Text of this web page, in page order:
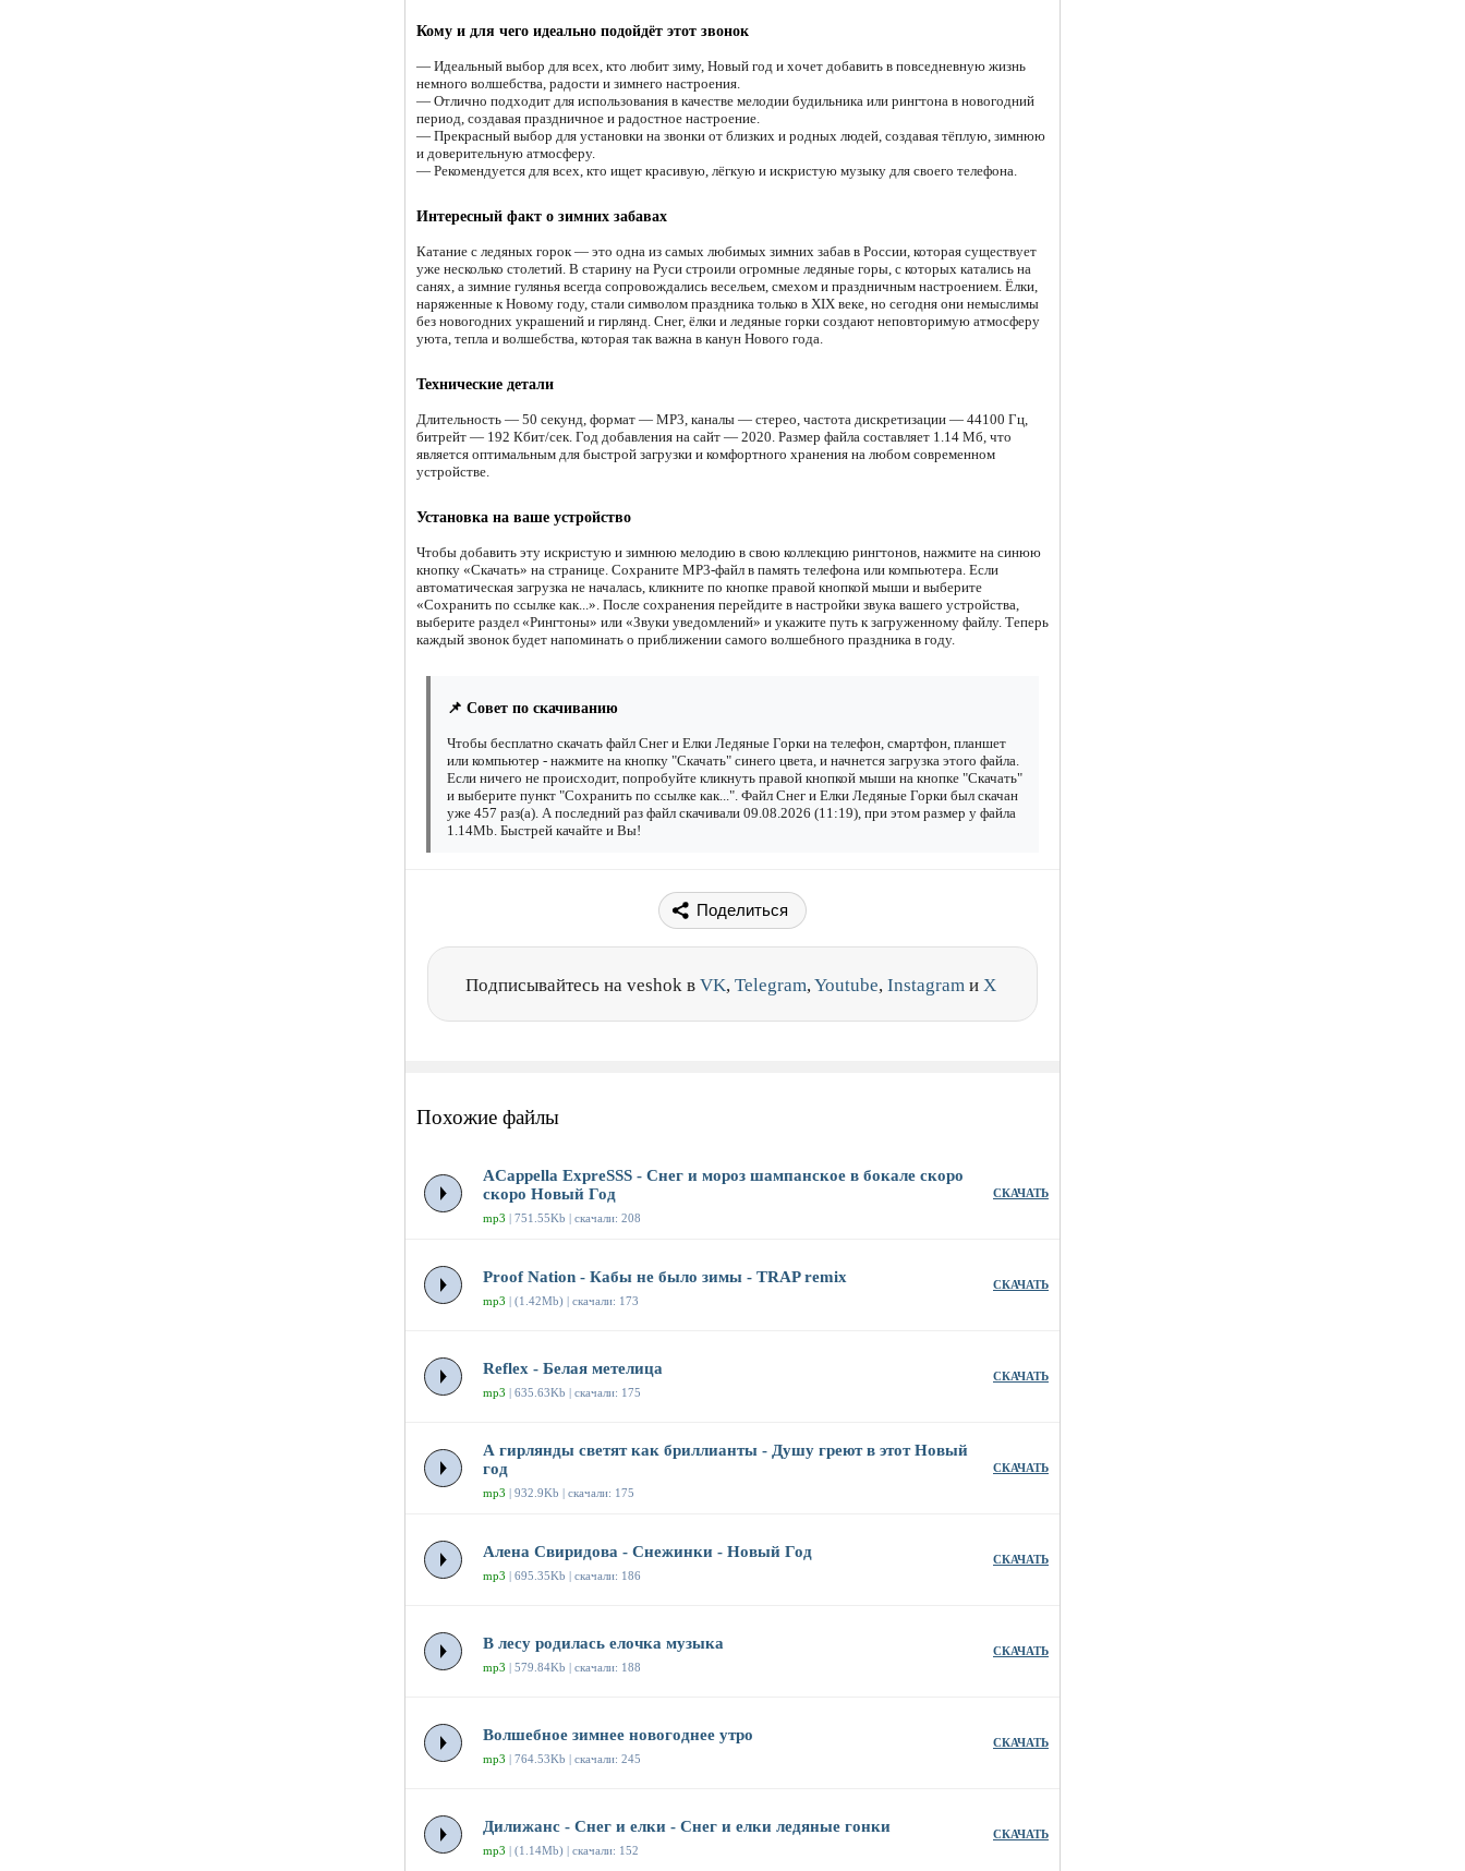
Кому и для чего идеально подойдёт этот звонок
— Идеальный выбор для всех, кто любит зиму, Новый год и хочет добавить в повседневную жизнь
немного волшебства, радости и зимнего настроения.
— Отлично подходит для использования в качестве мелодии будильника или рингтона в новогодний
период, создавая праздничное и радостное настроение.
— Прекрасный выбор для установки на звонки от близких и родных людей, создавая тёплую, зимнюю
и доверительную атмосферу.
— Рекомендуется для всех, кто ищет красивую, лёгкую и искристую музыку для своего телефона.
Интересный факт о зимних забавах
Катание с ледяных горок — это одна из самых любимых зимних забав в России, которая существует
уже несколько столетий. В старину на Руси строили огромные ледяные горы, с которых катались на
санях, а зимние гулянья всегда сопровождались весельем, смехом и праздничным настроением. Ёлки,
наряженные к Новому году, стали символом праздника только в XIX веке, но сегодня они немыслимы
без новогодних украшений и гирлянд. Снег, ёлки и ледяные горки создают неповторимую атмосферу
уюта, тепла и волшебства, которая так важна в канун Нового года.
Технические детали
Длительность — 50 секунд, формат — MP3, каналы — стерео, частота дискретизации — 44100 Гц,
битрейт — 192 Кбит/сек. Год добавления на сайт — 2020. Размер файла составляет 1.14 Мб, что
является оптимальным для быстрой загрузки и комфортного хранения на любом современном
устройстве.
Установка на ваше устройство
Чтобы добавить эту искристую и зимнюю мелодию в свою коллекцию рингтонов, нажмите на синюю
кнопку «Скачать» на странице. Сохраните MP3-файл в память телефона или компьютера. Если
автоматическая загрузка не началась, кликните по кнопке правой кнопкой мыши и выберите
«Сохранить по ссылке как...». После сохранения перейдите в настройки звука вашего устройства,
выберите раздел «Рингтоны» или «Звуки уведомлений» и укажите путь к загруженному файлу. Теперь
каждый звонок будет напоминать о приближении самого волшебного праздника в году.
📌 Совет по скачиванию
Чтобы бесплатно скачать файл Снег и Елки Ледяные Горки на телефон, смартфон, планшет
или компьютер - нажмите на кнопку "Скачать" синего цвета, и начнется загрузка этого файла.
Если ничего не происходит, попробуйте кликнуть правой кнопкой мыши на кнопке "Скачать"
и выберите пункт "Сохранить по ссылке как...". Файл Снег и Елки Ледяные Горки был скачан
уже 457 раз(а). А последний раз файл скачивали 09.08.2026 (11:19), при этом размер у файла
1.14Mb. Быстрей качайте и Вы!
Поделиться
Подписывайтесь на veshok в VK, Telegram,Youtube, Instagram и X
Похожие файлы
ACappella ExpreSSS - Снег и мороз шампанское в бокале скоро
скоро Новый Год
mp3 | 751.55Kb | скачали: 208
СКАЧАТЬ
Proof Nation - Кабы не было зимы - TRAP remix
mp3 | (1.42Mb) | скачали: 173
СКАЧАТЬ
Reflex - Белая метелица
mp3 | 635.63Kb | скачали: 175
СКАЧАТЬ
А гирлянды светят как бриллианты - Душу греют в этот Новый
год
mp3 | 932.9Kb | скачали: 175
СКАЧАТЬ
Алена Свиридова - Снежинки - Новый Год
mp3 | 695.35Kb | скачали: 186
СКАЧАТЬ
В лесу родилась елочка музыка
mp3 | 579.84Kb | скачали: 188
СКАЧАТЬ
Волшебное зимнее новогоднее утро
mp3 | 764.53Kb | скачали: 245
СКАЧАТЬ
Дилижанс - Снег и елки - Снег и елки ледяные гонки
mp3 | (1.14Mb) | скачали: 152
СКАЧАТЬ